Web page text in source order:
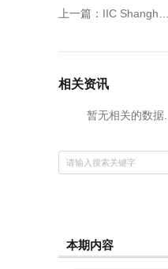
上一篇： IIC Shanghai 2025 峰会论坛议程曝光，这些关键议题值得重点关注
相关资讯
暂无相关的数据...
本期内容